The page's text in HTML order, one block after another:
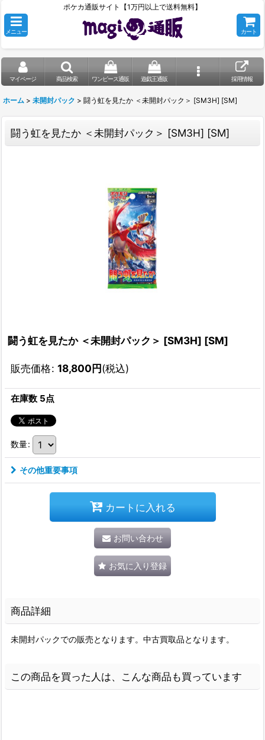
ポケカ通販サイト【1万円以上で送料無料】
メニュー カート
マイページ 商品検索 ワンピース通販 遊戯王通販 採用情報
ホーム > 未開封パック > 闘う虹を見たか ＜未開封パック＞ [SM3H] [SM]
闘う虹を見たか ＜未開封パック＞ [SM3H] [SM]
闘う虹を見たか ＜未開封パック＞ [SM3H] [SM]
販売価格: 18,800円(税込)
在庫数 5点
数量:
その他重要事項
カートに入れる
お問い合わせ
お気に入り登録
商品詳細
未開封パックでの販売となります。中古買取品となります。
この商品を買った人は、こんな商品も買っています